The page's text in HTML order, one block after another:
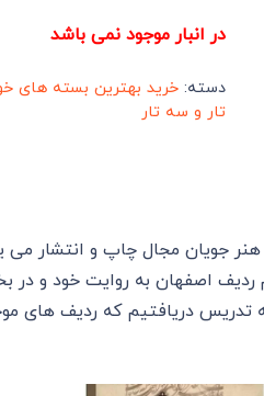
در انبار موجود نمی باشد
دسته: خرید بهترین بسته های
تار و سه تار
هنر جویان مجال چاپ و انتشار
ردیف اصفهان به روایت خود و
دریافتیم که ردیف های